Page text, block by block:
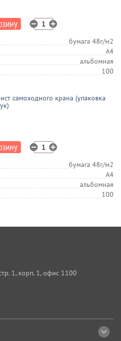
бумага 48г/м2
А4
альбомная
100
самоходного крана (упаковка
бумага 48г/м2
А4
альбомная
100
1, корп. 1, офис 1100